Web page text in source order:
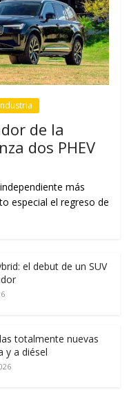
de la
dos PHEV
más
especial el regreso de
el debut de un SUV
totalmente nuevas
y a diésel